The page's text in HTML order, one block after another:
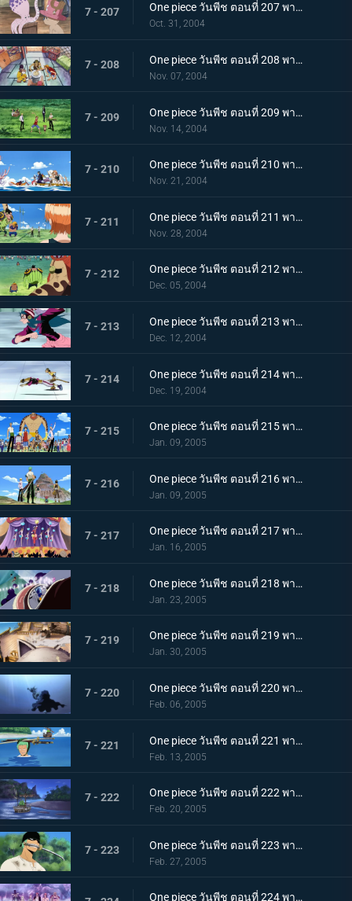
7 - 207 One piece วันพีช ตอนที่ 207 พากย์ไทย การผจญภัยที่ "ลองก์ริงก์ - ลองก์แลนด์"
Oct. 31, 2004
7 - 208 One piece วันพีช ตอนที่ 208 พากย์ไทย กลุ่มโจรสลัดฟ็อกซี่ กับ เดวี่แบ็ค
Nov. 07, 2004
7 - 209 One piece วันพีช ตอนที่ 209 พากย์ไทย ศึกแรก โดนัทเรซหนึ่งรอบ!
Nov. 14, 2004
7 - 210 One piece วันพีช ตอนที่ 210 พากย์ไทย จิ้งจอกเงินฟ็อกซี่! การโจมตีก่อนกวนอันร้ายกาจ!
Nov. 21, 2004
7 - 211 One piece วันพีช ตอนที่ 211 พากย์ไทย ศึกรอบที่สอง! ถล่มคล็อกกี้ริงก์
Nov. 28, 2004
7 - 212 One piece วันพีช ตอนที่ 212 พากย์ไทย ใบแดงปลิวว่อน! คล็อกกี้ริงค์
Dec. 05, 2004
7 - 213 One piece วันพีช ตอนที่ 213 พากย์ไทย ศึกรอบที่สาม โรลเลอร์เรซหมุนติ้วๆ
Dec. 12, 2004
7 - 214 One piece วันพีช ตอนที่ 214 พากย์ไทย การแข่งขันอันเร่าร้อน! เข้าสู่รอบสุดท้าย!
Dec. 19, 2004
7 - 215 One piece วันพีช ตอนที่ 215 พากย์ไทย ดวลบอลเดือด! ดอดจ์บอลโจรสลัด!
Jan. 09, 2005
7 - 216 One piece วันพีช ตอนที่ 216 พากย์ไทย การแข่งที่หน้าผา! เกมเออีไอโอยู!
Jan. 09, 2005
7 - 217 One piece วันพีช ตอนที่ 217 พากย์ไทย ศึกของกัปตัน! การดวลครั้งสุดท้าย!
Jan. 16, 2005
7 - 218 One piece วันพีช ตอนที่ 218 พากย์ไทย การจู่โจมสุดเอื่อยเฉื่อย ปะทะ ลูฟี่อมตะ!
Jan. 23, 2005
7 - 219 One piece วันพีช ตอนที่ 219 พากย์ไทย การดวลอันเร่าร้อน! ศึกตัดสินแห่งชะตากรรม!!!
Jan. 30, 2005
7 - 220 One piece วันพีช ตอนที่ 220 พากย์ไทย สูญหาย? ถูกช่วงชิง? นายเป็นใครกัน?
Feb. 06, 2005
7 - 221 One piece วันพีช ตอนที่ 221 พากย์ไทย เด็กผู้ชายถือขลุ่ยปริศนา กับ ข้อสันนิษฐานของโรบิ้น
Feb. 13, 2005
7 - 222 One piece วันพีช ตอนที่ 222 พากย์ไทย ชิงความทรงจำกลับคืน! กลุ่มโจรสลัดขึ้นฝั่ง
Feb. 20, 2005
7 - 223 One piece วันพีช ตอนที่ 223 พากย์ไทย โซโลหันคมเขี้ยว! สัตว์ป่าที่ขวางทาง!
Feb. 27, 2005
One piece วันพีช ตอนที่ 224 พากย์ไทย การโต้กลับของหัวขโมยความทรงจำที่เผยธาตุแท้!!